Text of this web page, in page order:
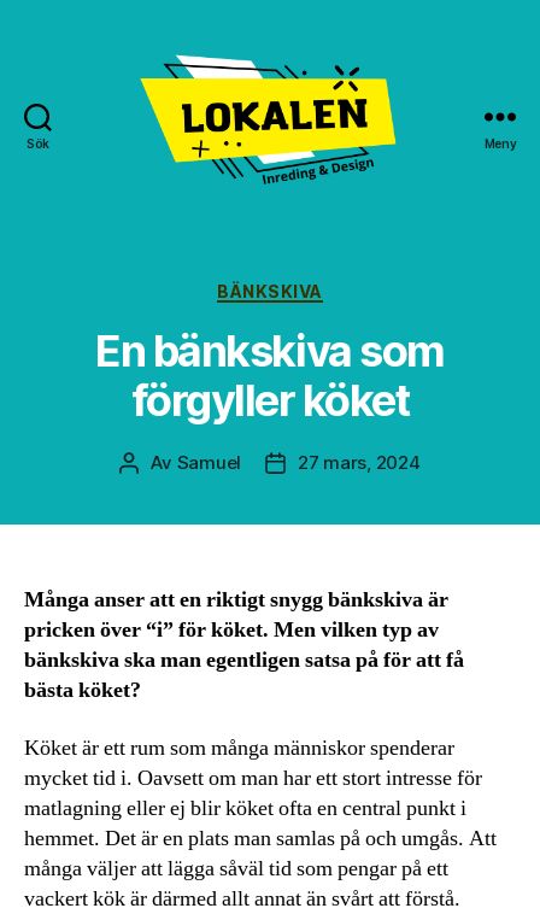
Sök Meny
Kategorier
BÄNKSKIVA
En bänkskiva som
förgyller köket
Inläggsförfattare
Av Samuel Inläggsdatum
27 mars, 2024
Många anser att en riktigt snygg bänkskiva är
pricken över “i” för köket. Men vilken typ av
bänkskiva ska man egentligen satsa på för att få
bästa köket?
Köket är ett rum som många människor spenderar
mycket tid i. Oavsett om man har ett stort intresse för
matlagning eller ej blir köket ofta en central punkt i
hemmet. Det är en plats man samlas på och umgås. Att
många väljer att lägga såväl tid som pengar på ett
vackert kök är därmed allt annat än svårt att förstå.